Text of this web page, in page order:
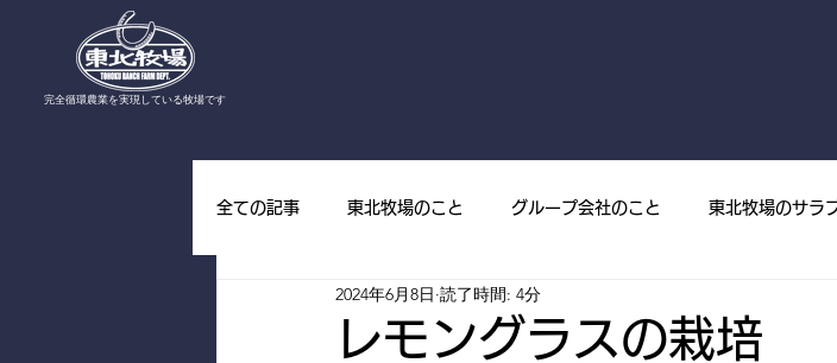
​完全循環農業を実現している牧場です
全ての記事 東北牧場のこと グループ会社のこと 東北牧場のサラ
東北牧場の野草 東北牧場の山菜
レモングラスの栽培
2024年6月8日 読了時間: 4分